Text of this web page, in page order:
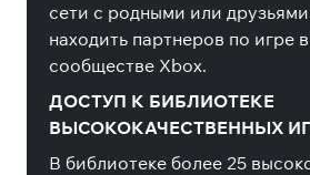
сети с родными или
находить партнеров по игре
сообществе Xbox.
ДОСТУП К БИБЛИОТЕКЕ
ВЫСОКОКАЧЕСТВЕННЫХ
В библиотеке более 25